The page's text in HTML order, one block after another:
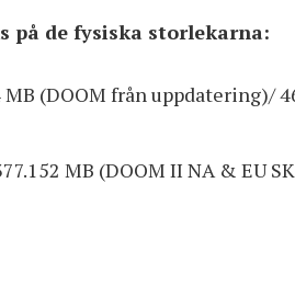
på de fysiska storlekarna:
(DOOM från uppdatering)/
MB (DOOM II NA & EU